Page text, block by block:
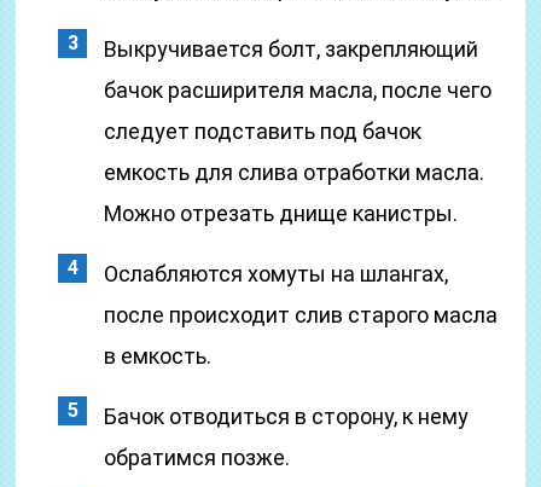
Выкручивается болт, закрепляющий
бачок расширителя масла, после чего
следует подставить под бачок
емкость для слива отработки масла.
Можно отрезать днище канистры.
Ослабляются хомуты на шлангах,
после происходит слив старого масла
в емкость.
Бачок отводиться в сторону, к нему
обратимся позже.